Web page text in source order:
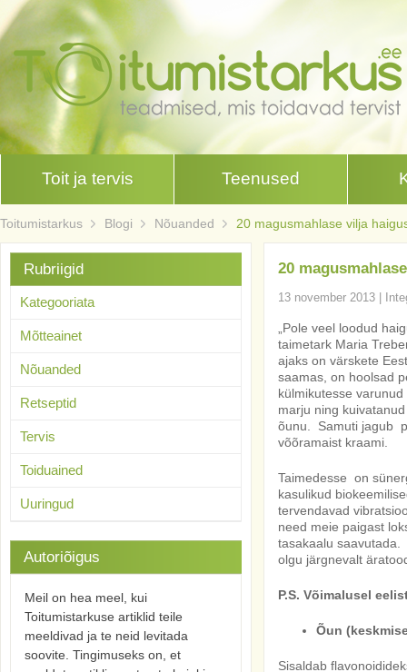
Toit ja tervis Teenused
Toitumistarkus Blogi Nõuanded 20 magusmahlase vilja
20
13 november 2013
„Pole veel loodud
taimetark Maria
ajaks on värskete
saamas, on hoolsad
külmikutesse
marju ning
õunu. Samuti jagub
võõramaist kraami.
Taimedesse on
kasulikud
tervendavad
need meie paigast
tasakaalu
olgu järgnevalt
P.S. Võimalusel
Õun
Sisaldab
Rubriigid
Kategooriata
Mõtteainet
Nõuanded
Retseptid
Tervis
Toiduained
Uuringud
Autoriõigus
Meil on hea meel, kui
Toitumistarkuse artiklid teile
meeldivad ja te neid levitada
soovite. Tingimuseks on, et